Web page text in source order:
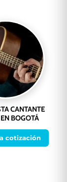
CANTANTE
BOGOTÁ
cotización